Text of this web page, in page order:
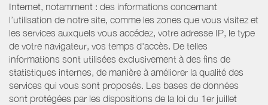
Internet, notamment : des informations concernant
l’utilisation de notre site, comme les zones que vous visitez et
les services auxquels vous accédez, votre adresse IP, le type
de votre navigateur, vos temps d'accès. De telles
informations sont utilisées exclusivement à des fins de
statistiques internes, de manière à améliorer la qualité des
services qui vous sont proposés. Les bases de données
sont protégées par les dispositions de la loi du 1er juillet